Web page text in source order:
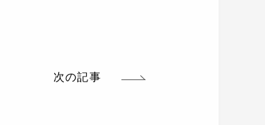
次の記事